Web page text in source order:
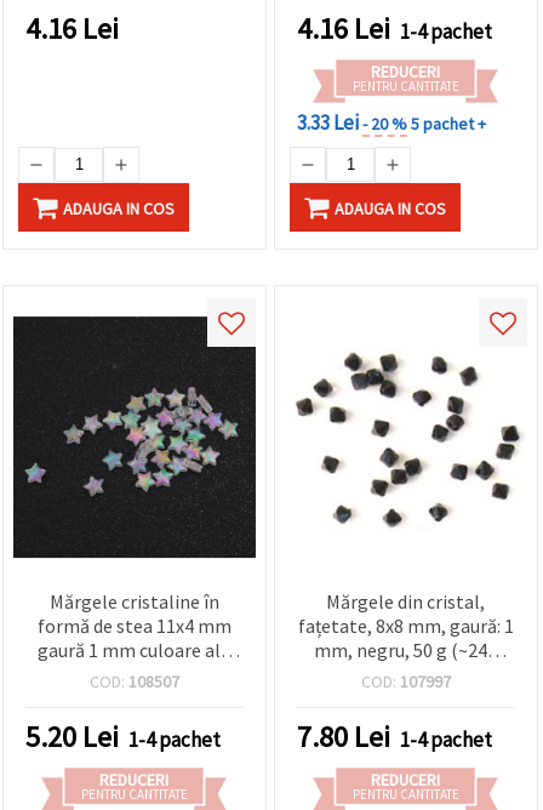
4.16 Lei
ADAUGA IN COS
4.16 Lei 1-4 pachet
REDUCERI
PENTRU CANTITATE
3.33 Lei- 20 %5 pachet +
ADAUGA IN COS
Mărgele cristaline în
formă de stea 11x4 mm
gaură 1 mm culoare alb
curcubeu -20 grame ~85
COD: 108507
5.20 Lei 1-4 pachet
REDUCERI
PENTRU CANTITATE
Mărgele din cristal,
fațetate, 8x8 mm, gaură: 1
mm, negru, 50 g (~240
buc.)
COD: 107997
7.80 Lei 1-4 pachet
REDUCERI
PENTRU CANTITATE